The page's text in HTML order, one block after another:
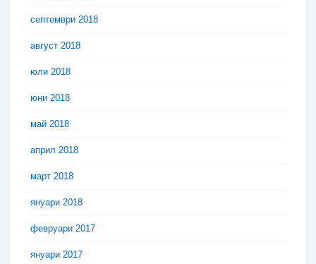
септември 2018
август 2018
юли 2018
юни 2018
май 2018
април 2018
март 2018
януари 2018
февруари 2017
януари 2017